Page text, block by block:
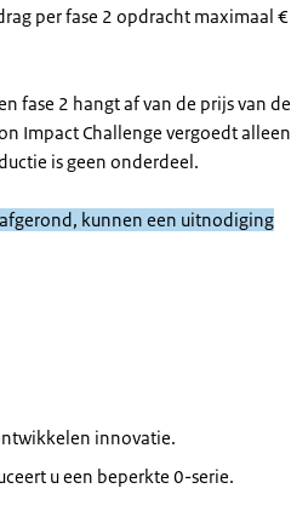
per fase 2 opdracht maximaal €
fase 2 hangt af van de prijs van de
Impact Challenge vergoedt alleen
is geen onderdeel.
kunnen een uitnodiging
innovatie.
u een beperkte 0-serie.